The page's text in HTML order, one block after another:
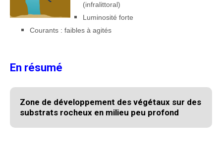
(infralittoral)
Luminosité forte
Courants : faibles à agités
En résumé
Zone de développement des végétaux sur des
substrats rocheux en milieu peu profond